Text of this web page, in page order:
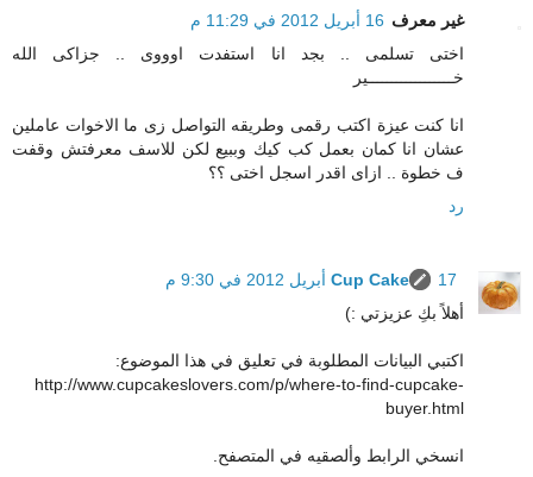
غير معرف 16 أبريل 2012 في 11:29 م
اختى تسلمى .. بجد انا استفدت اوووى .. جزاكى الله
خــــــــــــــــــير
انا كنت عيزة اكتب رقمى وطريقه التواصل زى ما الاخوات عاملين
عشان انا كمان بعمل كب كيك وببيع لكن للاسف معرفتش وقفت
ف خطوة .. ازاى اقدر اسجل اختى ؟؟
رد
Cup Cake
17 أبريل 2012 في 9:30 م
أهلاً بكِ عزيزتي :)
اكتبي البيانات المطلوبة في تعليق في هذا الموضوع:
http://www.cupcakeslovers.com/p/where-to-find-cupcake-
buyer.html
انسخي الرابط وألصقيه في المتصفح.